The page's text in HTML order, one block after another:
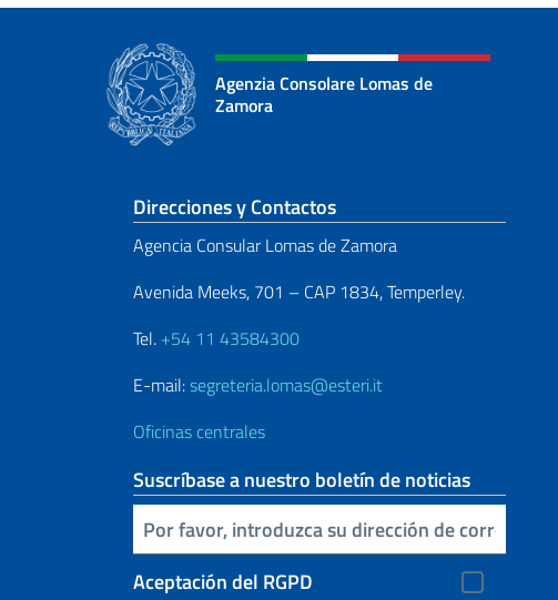
Agenzia Consolare Lomas de
Zamora
Sezione footer
Direcciones y Contactos
Agencia Consular Lomas de Zamora
Avenida Meeks, 701 – CAP 1834, Temperley.
Tel. +54 11 43584300
E-mail:segreteria.lomas@esteri.it
Oficinas centrales
Suscríbase a nuestro boletín de noticias
Inserta tu correo electronico
Aceptación del RGPD